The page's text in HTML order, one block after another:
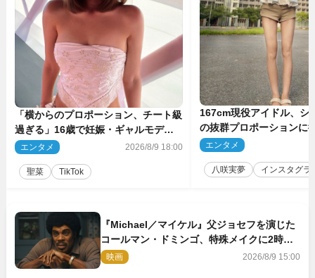
「横からのプロポーション、チート級
過ぎる」16歳で妊娠・ギャルモデ
ル、最新投稿にネット衝撃「美しすぎ
エンタメ 2026/8/9 18:00
聖菜 TikTok
167cm現役アイドル、シ
の抜群プロポーションに
ぎる」
エンタメ
八咲実夢 インスタグラ
『Michael／マイケル』父ジョセフを演じた
コールマン・ドミンゴ、特殊メイクに2時間
半かかっていた
映画 2026/8/9 15:00